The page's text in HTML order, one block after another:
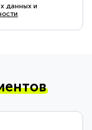
данных и